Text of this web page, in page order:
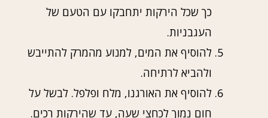
כך שכל הירקות יתחבקו עם הטעם של
העגבניות.
להוסיף את המים, למנוע מהמרק להתייבש
ולהביא לרתיחה.
להוסיף את האורגנו, מלח ופלפל. לבשל על
חום נמוך לכחצי שעה, עד שהירקות רכים.